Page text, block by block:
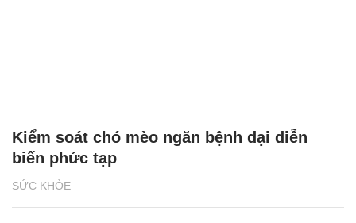
SỨC KHỎE
Kiểm soát chó mèo ngăn bệnh dại diễn
biến phức tạp